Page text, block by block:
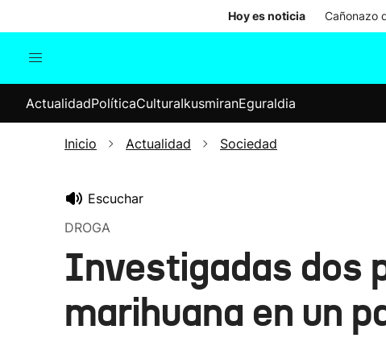
Hoy es noticia Cañonazo
Internacional
Elecciones
ActualidadPolíticaCulturaIkusmiranEguraldia
Inicio Actualidad Sociedad
Escuchar
DROGA
Investigadas dos
marihuana en un